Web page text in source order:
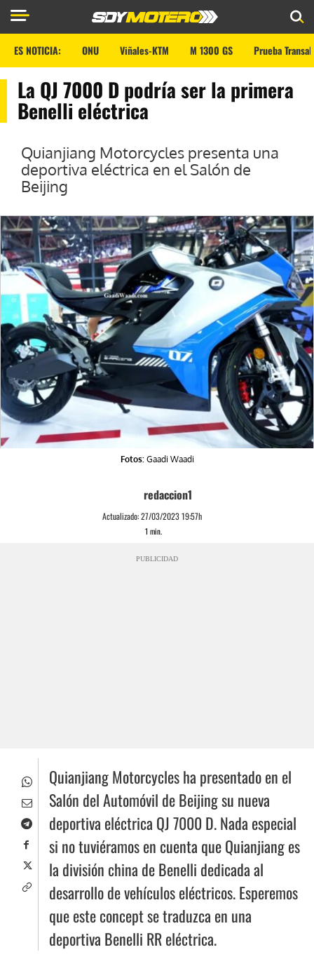
ES NOTICIA: ONU Viñales-KTM M 1300 GS Prueba
La QJ 7000 D podría ser la primera
Benelli eléctrica
Quianjiang Motorcycles presenta una
deportiva eléctrica en el Salón de
Beijing
Fotos:Gaadi Waadi
redaccion1
Actualizado:27/03/2023 19:57h
1 min.
PUBLICIDAD
Quianjiang Motorcycles ha presentado en el
Salón del Automóvil de Beijing su nueva
deportiva eléctrica QJ 7000 D. Nada especial
si no tuviéramos en cuenta que Quianjiang es
la división china de Benelli dedicada al
desarrollo de vehículos eléctricos. Esperemos
que este concept se traduzca en una
deportiva Benelli RR eléctrica.